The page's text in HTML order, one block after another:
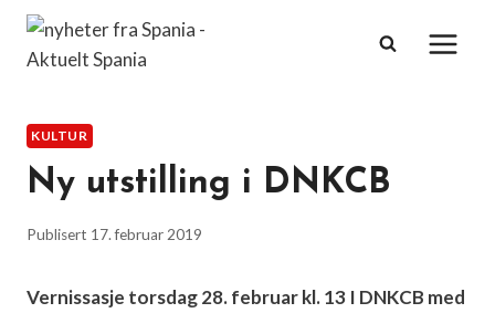
Skip
content
KULTUR
Ny utstilling i DNKCB
Publisert 17. februar 2019
Vernissasje torsdag 28. februar kl. 13 I DNKCB med